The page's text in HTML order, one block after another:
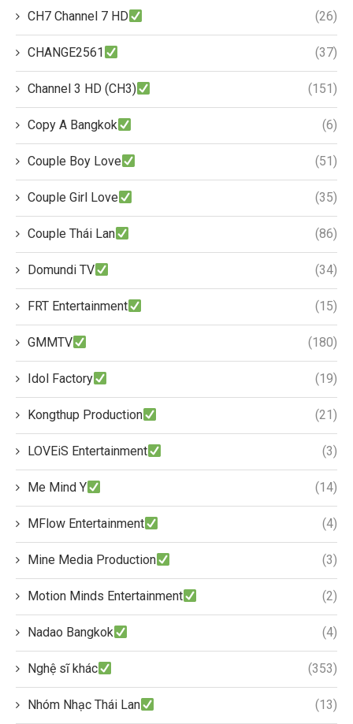
CH7 Channel 7 HD (26)
CHANGE2561 (37)
Channel 3 HD (CH3) (151)
Copy A Bangkok (6)
Couple Boy Love (51)
Couple Girl Love (35)
Couple Thái Lan (86)
Domundi TV (34)
FRT Entertainment (15)
GMMTV (180)
Idol Factory (19)
Kongthup Production (21)
LOVEiS Entertainment (3)
Me Mind Y (14)
MFlow Entertainment (4)
Mine Media Production (3)
Motion Minds Entertainment (2)
Nadao Bangkok (4)
Nghệ sĩ khác (353)
Nhóm Nhạc Thái Lan (13)